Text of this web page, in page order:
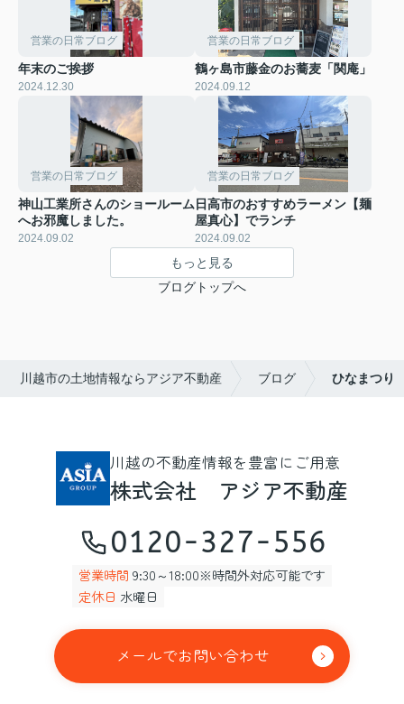
営業の日常ブログ
年末のご挨拶
2024.12.30
営業の日常ブログ
鶴ヶ島市藤金のお蕎麦「関庵」
2024.09.12
営業の日常ブログ
神山工業所さんのショールーム
へお邪魔しました。
2024.09.02
営業の日常ブログ
日高市のおすすめラーメン【麺
屋真心】でランチ
2024.09.02
もっと見る
ブログトップへ
川越市の土地情報ならアジア不動産 ブログ ひなまつり
川越の不動産情報を豊富にご用意
株式会社 アジア不動産
0120-327-556
営業時間 9:30～18:00※時間外対応可能です
定休日 水曜日
メールでお問い合わせ